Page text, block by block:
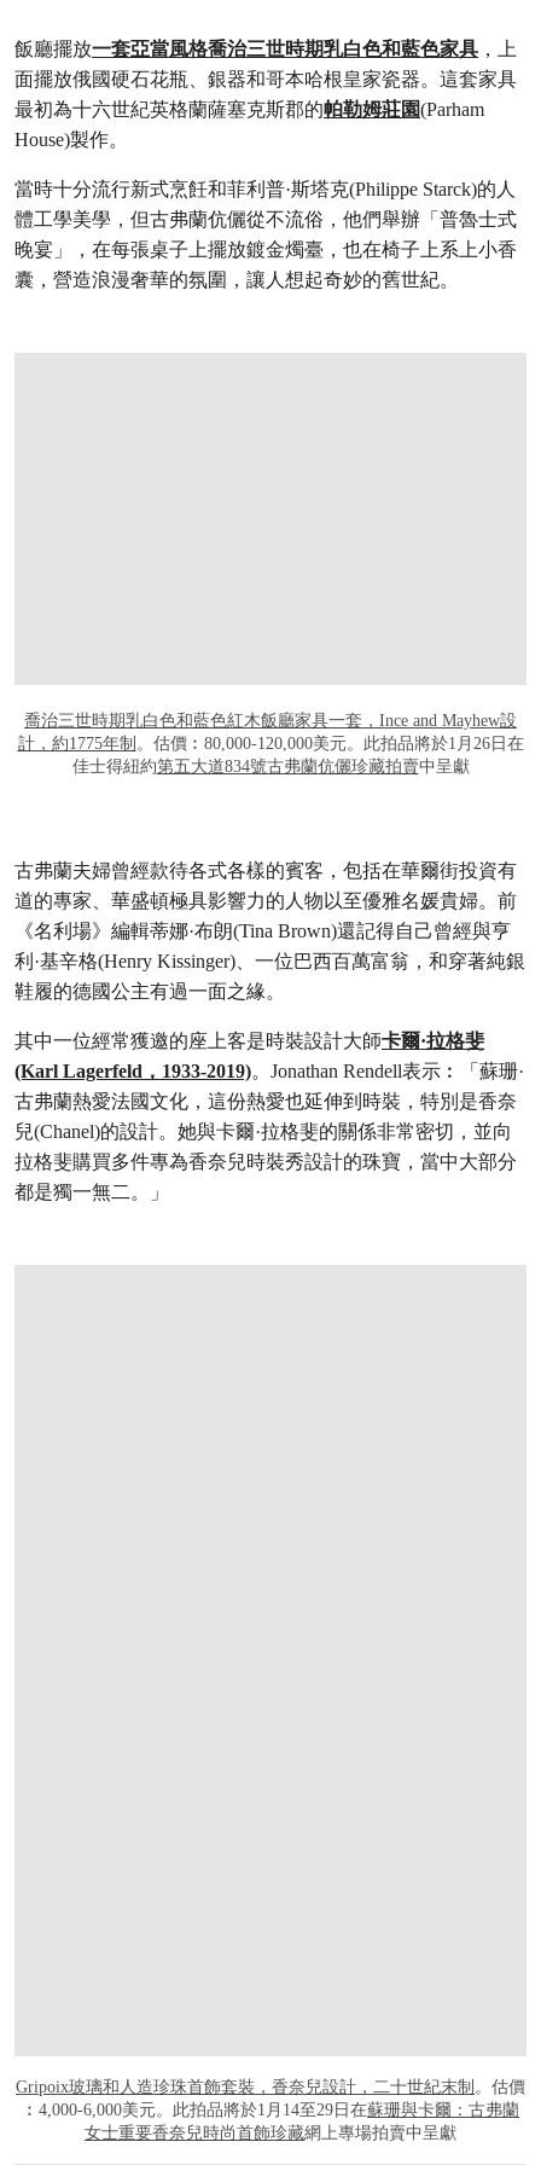
飯廳擺放一套亞當風格喬治三世時期乳白色和藍色家具 ，上
面擺放俄國硬石花瓶、銀器和哥本哈根皇家瓷器。這套家具
最初為十六世紀英格蘭薩塞克斯郡的帕勒姆莊園(Parham
House)製作。
當時十分流行新式烹飪和菲利普·斯塔克(Philippe Starck)的人
體工學美學，但古弗蘭伉儷從不流俗，他們舉辦「普魯士式
晚宴」，在每張桌子上擺放鍍金燭臺，也在椅子上系上小香
囊，營造浪漫奢華的氛圍，讓人想起奇妙的舊世紀。
喬治三世時期乳白色和藍色紅木飯廳家具一套，Ince and Mayhew設
計，約1775年制 。估價︰80,000-120,000美元。此拍品將於1月26日在
佳士得紐約第五大道834號古弗蘭伉儷珍藏拍賣中呈獻
古弗蘭夫婦曾經款待各式各樣的賓客，包括在華爾街投資有
道的專家、華盛頓極具影響力的人物以至優雅名媛貴婦。前
《名利場》編輯蒂娜·布朗(Tina Brown)還記得自己曾經與亨
利·基辛格(Henry Kissinger)、一位巴西百萬富翁，和穿著純銀
鞋履的德國公主有過一面之緣。
其中一位經常獲邀的座上客是時裝設計大師卡爾·拉格斐
(Karl Lagerfeld，1933-2019)。Jonathan Rendell表示︰「蘇珊·
古弗蘭熱愛法國文化，這份熱愛也延伸到時裝，特別是香奈
兒(Chanel)的設計。她與卡爾·拉格斐的關係非常密切，並向
拉格斐購買多件專為香奈兒時裝秀設計的珠寶，當中大部分
都是獨一無二。」
Gripoix玻璃和人造珍珠首飾套裝，香奈兒設計，二十世紀末制 。估價
︰4,000-6,000美元。此拍品將於1月14至29日在蘇珊與卡爾：古弗蘭
女士重要香奈兒時尚首飾珍藏網上專場拍賣中呈獻